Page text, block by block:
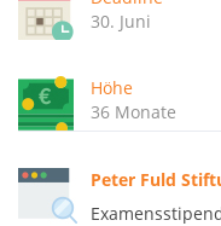
30. Juni
Höhe
36 Monate
Peter Fuld